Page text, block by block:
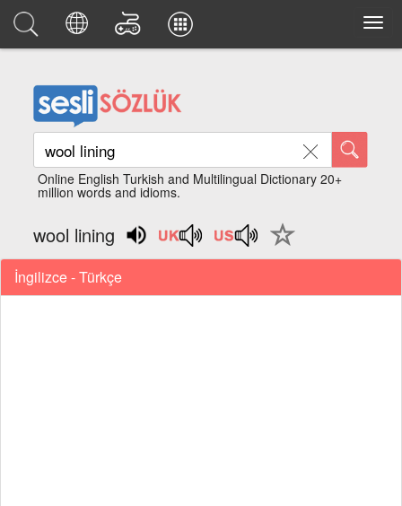
Online English Turkish and Multilingual Dictionary 20+
million words and idioms.
wool lining
İngilizce - Türkçe